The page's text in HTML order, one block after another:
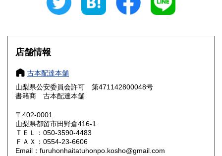
800円 三重県
大阪府
奈良県
鳥取県 800円 島根県
岡山県
山口県 800円
香川県 愛媛県
店舗情報
古本配達本舗
山梨県公安委員会許可 第471142800048号
書籍商 古本配達本舗
〒402-0001
山梨県都留市田野倉416-1
ＴＥＬ：050-3590-4483
ＦＡＸ：0554-23-6606
Email：furuhonhaitatuhonpo.kosho@gmail.com